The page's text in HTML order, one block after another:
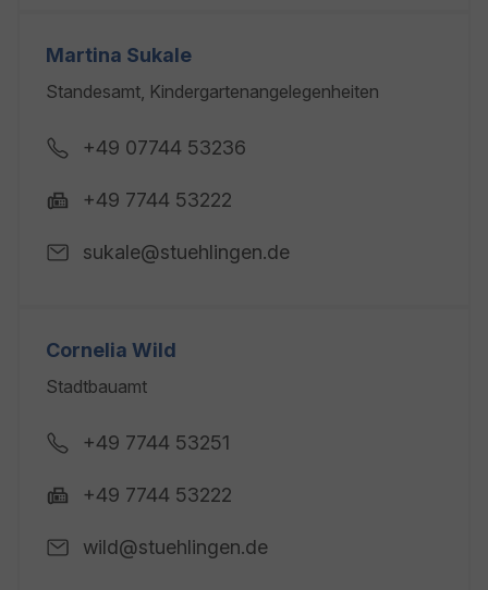
Martina Sukale
Standesamt, Kindergartenangelegenheiten
+49 07744 53236
+49 7744 53222
sukale@stuehlingen.de
Cornelia Wild
Stadtbauamt
+49 7744 53251
+49 7744 53222
wild@stuehlingen.de